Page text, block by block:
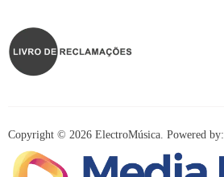
Copyright © 2026 ElectroMúsica. Powered by: